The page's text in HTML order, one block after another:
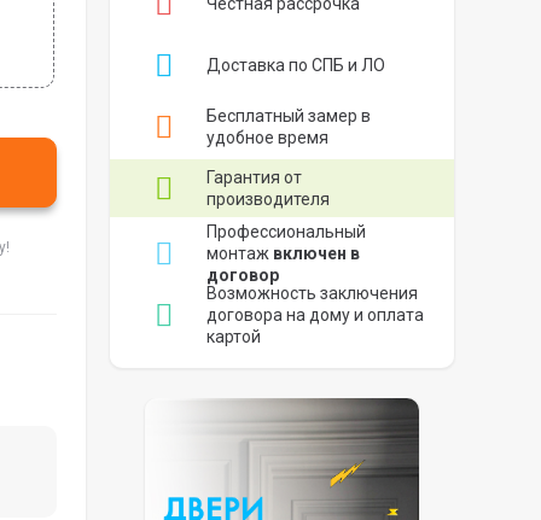
Доставка по СПБ и ЛО
Бесплатный замер в
удобное время
Гарантия от
производителя
Профессиональный
монтаж включен в
договор
Возможность заключения
договора на дому и оплата
картой